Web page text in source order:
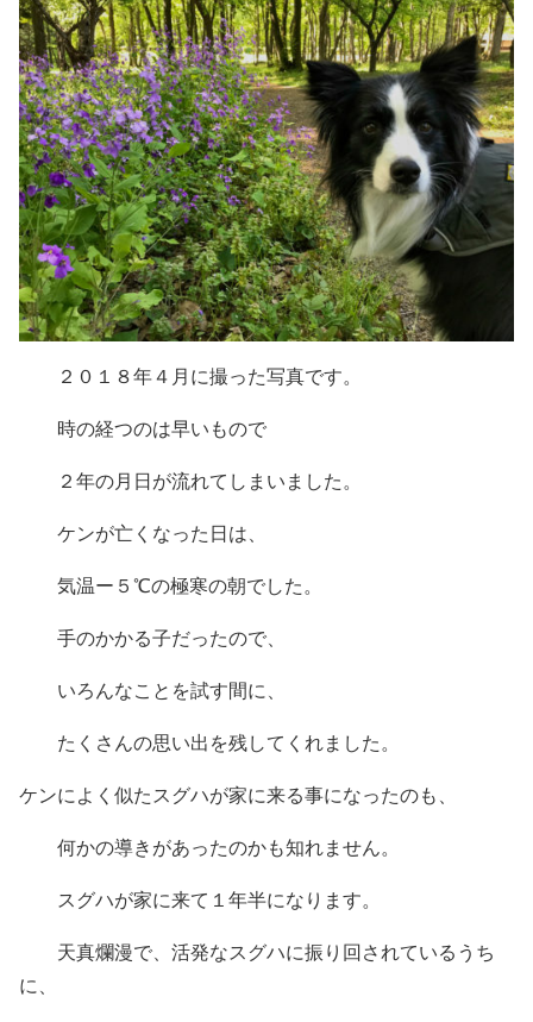
２０１８年４月に撮った写真です。
時の経つのは早いもので
２年の月日が流れてしまいました。
ケンが亡くなった日は、
気温ー５℃の極寒の朝でした。
手のかかる子だったので、
いろんなことを試す間に、
たくさんの思い出を残してくれました。
ケンによく似たスグハが家に来る事になったのも、
何かの導きがあったのかも知れません。
スグハが家に来て１年半になります。
天真爛漫で、活発なスグハに振り回されているうち
に、